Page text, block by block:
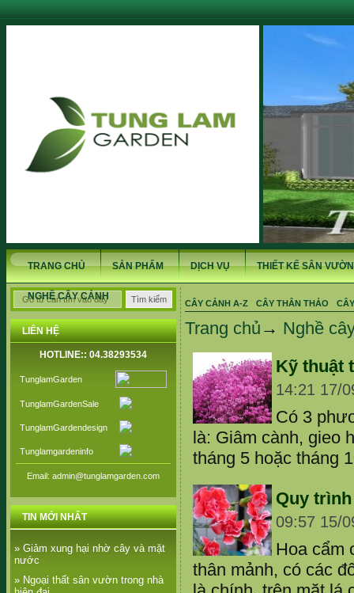
TRANG CHỦ SẢN PHẨM DỊCH VỤ THIẾT KẾ SÂN VƯỜN
NGHỀ CÂY CẢNH
LIÊN HỆ
HOTLINE:: 04.38293534
TunglamGarden
TunglamGardenSale
TunglamGardendesign
Tunglamgardeninfo
Email: admin@tunglamgarden.com
TIN MỚI NHẤT
» Giảm xung hại nhờ cây và mặt
nước
» Ngoại thất sân vườn trong nhà
CÂY CẢNH A-Z CÂY THÂN THẢO
Trang chủ → Nghề
Kỹ thuật
14:21 17/
Có 3
là: Giâm cành, gieo
tháng 5 hoặc tháng
Quy
09:57 15/
Hoa cẩm
thân mảnh, có các